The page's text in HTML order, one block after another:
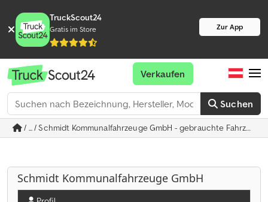
TruckScout24
Gratis im Store Zur App
Suchen
Verkaufen
/ ... / Schmidt Kommunalfahrzeuge GmbH - gebrauchte
Schmidt Kommunalfahrzeuge GmbH